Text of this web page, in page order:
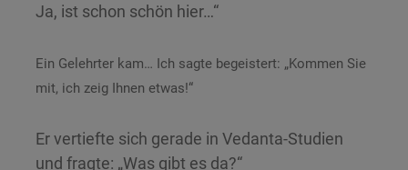
Ja, ist schon schön hier…“
Ein Gelehrter kam… Ich sagte begeistert: „Kommen Sie
mit, ich zeig Ihnen etwas!“
Er vertiefte sich gerade in Vedanta-Studien
und fragte: „Was gibt es da?“